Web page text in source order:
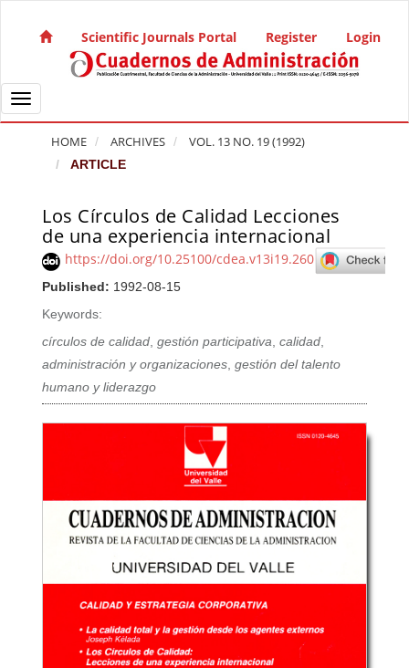
Main Navigation
Main Content
Sidebar
Scientific Journals Portal Register Login
Toggle navigation
HOME ARCHIVES VOL. 13 NO. 19 (1992)
ARTICLE
Los Círculos de Calidad Lecciones
de una experiencia internacional
https://doi.org/10.25100/cdea.v13i19.260
Published: 1992-08-15
Keywords:
círculos de calidad,gestión participativa,calidad,
administración y organizaciones,gestión del talento
humano y liderazgo
Article Sidebar